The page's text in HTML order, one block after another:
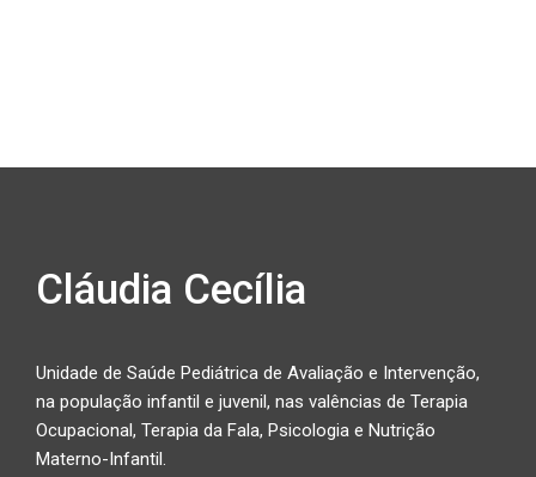
Cláudia Cecília
Unidade de Saúde Pediátrica de Avaliação e Intervenção,
na população infantil e juvenil, nas valências de Terapia
Ocupacional, Terapia da Fala, Psicologia e Nutrição
Materno-Infantil.